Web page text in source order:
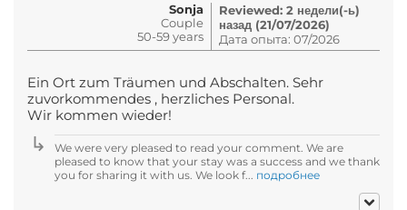
Sonja
Couple
50-59 years
Reviewed: 2 недели(-ь)
назад (21/07/2026)
Дата опыта: 07/2026
Ein Ort zum Träumen und Abschalten. Sehr
zuvorkommendes , herzliches Personal.
Wir kommen wieder!
We were very pleased to read your comment. We are
pleased to know that your stay was a success and we thank
you for sharing it with us. We look f... подробнее